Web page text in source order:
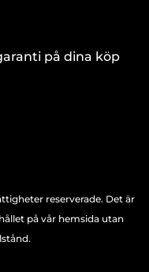
på dina köp
reserverade. Det är
på vår hemsida utan